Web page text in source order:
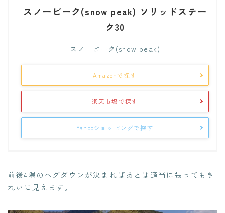
スノーピーク(snow peak) ソリッドステー
ク30
スノーピーク(snow peak)
Amazonで探す
楽天市場で探す
Yahooショッピングで探す
前後4隅のペグダウンが決まればあとは適当に張ってもき
れいに見えます。